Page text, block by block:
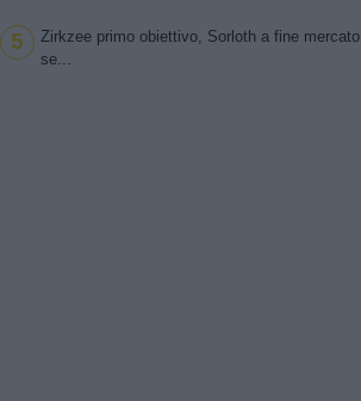
5
Zirkzee primo obiettivo, Sorloth a fine mercato
se...